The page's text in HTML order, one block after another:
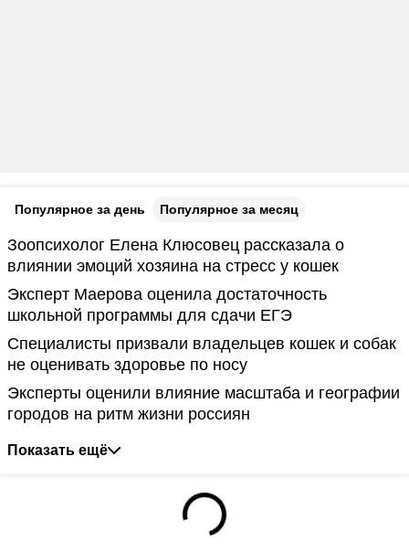
Популярное за день Популярное за месяц
Зоопсихолог Елена Клюсовец рассказала о
влиянии эмоций хозяина на стресс у кошек
Эксперт Маерова оценила достаточность
школьной программы для сдачи ЕГЭ
Специалисты призвали владельцев кошек и собак
не оценивать здоровье по носу
Эксперты оценили влияние масштаба и географии
городов на ритм жизни россиян
Показать ещё